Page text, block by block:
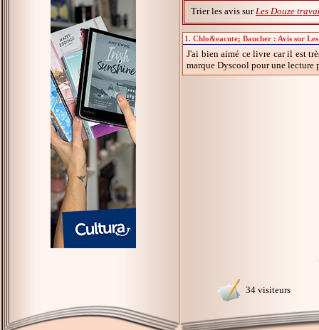
Trier les avis sur Les Douze
1. Chlo&eacute; Baucher : Avis sur
J'ai bien aimé ce livre car il est
marque Dyscool pour une lecture
34 visiteurs